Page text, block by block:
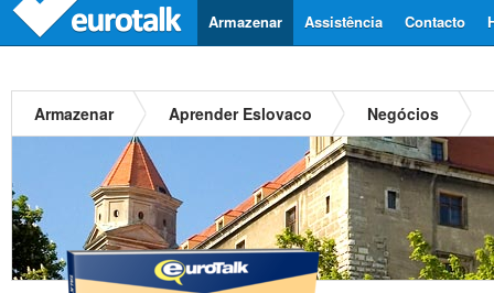
Contacto
Assistência
Armazenar
Armazenar Aprender Eslovaco Negócios